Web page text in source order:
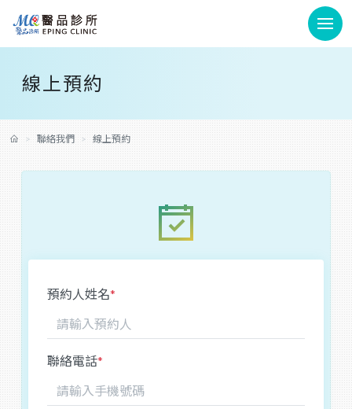
線上預約
聯絡我們 線上預約
預約人姓名*
聯絡電話*